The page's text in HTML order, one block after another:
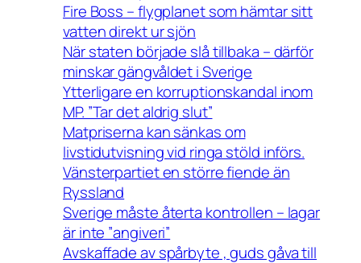
Fire Boss – flygplanet som hämtar sitt
vatten direkt ur sjön
När staten började slå tillbaka – därför
minskar gängvåldet i Sverige
Ytterligare en korruptionskandal inom
MP. ”Tar det aldrig slut”
Matpriserna kan sänkas om
livstidutvisning vid ringa stöld införs.
Vänsterpartiet en större fiende än
Ryssland
Sverige måste återta kontrollen – lagar
är inte ”angiveri”
Avskaffade av spårbyte , guds gåva till